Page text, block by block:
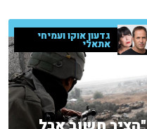
גדעון אוקו ועמיחי
אתאלי